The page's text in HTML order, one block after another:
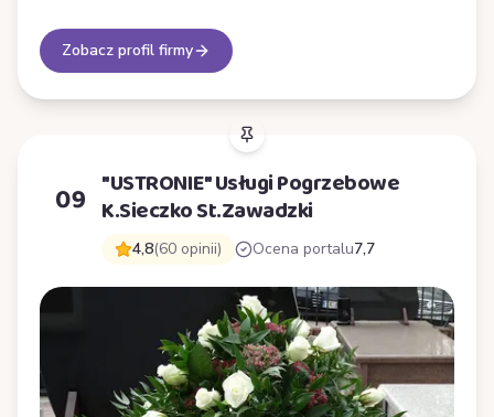
Zobacz profil firmy
09 "USTRONIE" Usługi Pogrzebowe
K.Sieczko St.Zawadzki
4,8(60 opinii) Ocena portalu7,7